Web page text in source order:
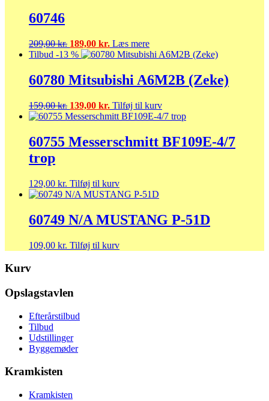
60746
209,00kr. Den
oprindelige
var:
209,00 kr..
189,00 kr. Den
aktuelle
er:
189,00 kr..
Læs mere
Tilbud -13 %
60780 Mitsubishi A6M2B (Zeke)
159,00kr. Den
oprindelige
var:
159,00 kr..
139,00 kr. Den
aktuelle
139,00 kr..
Tilføj til kurv
60755 Messerschmitt BF109E-4/7
trop
129,00 kr. Tilføj til kurv
60749 N/A MUSTANG P-51D
109,00 kr. Tilføj til kurv
Kurv
Opslagstavlen
Efterårstilbud
Tilbud
Udstillinger
Byggemøder
Kramkisten
Kramkisten